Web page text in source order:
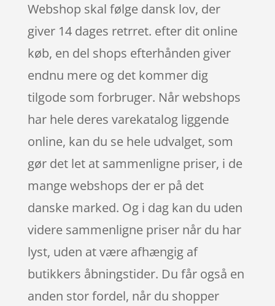
Webshop skal følge dansk lov, der
giver 14 dages retrret. efter dit online
køb, en del shops efterhånden giver
endnu mere og det kommer dig
tilgode som forbruger. Når webshops
har hele deres varekatalog liggende
online, kan du se hele udvalget, som
gør det let at sammenligne priser, i de
mange webshops der er på det
danske marked. Og i dag kan du uden
videre sammenligne priser når du har
lyst, uden at være afhængig af
butikkers åbningstider. Du får også en
anden stor fordel, når du shopper